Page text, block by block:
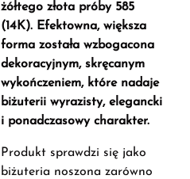
żółtego złota próby 585
(14K). Efektowna, większa
forma została wzbogacona
dekoracyjnym, skręcanym
wykończeniem, które nadaje
biżuterii wyrazisty, elegancki
i ponadczasowy charakter.
Produkt sprawdzi się jako
biżuteria noszona zarówno